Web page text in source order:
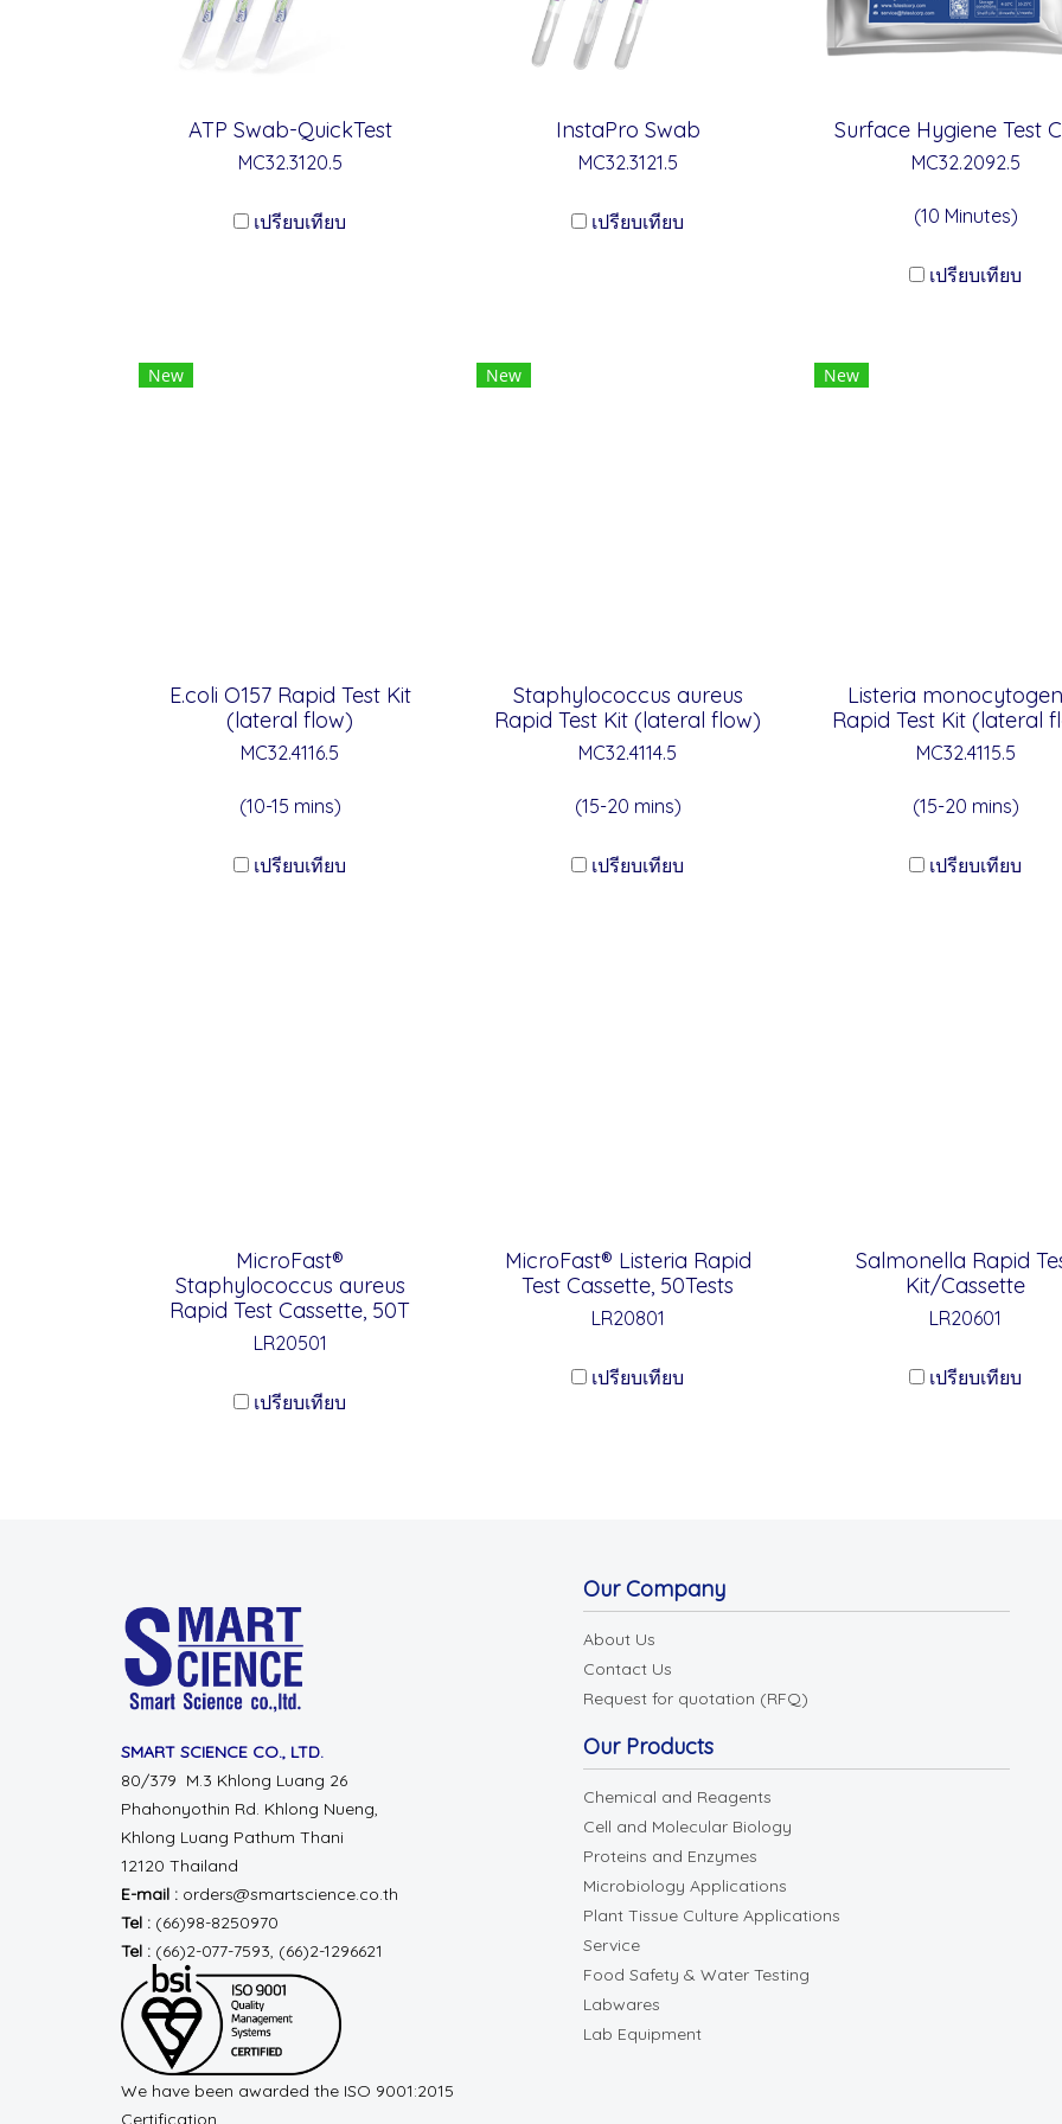
ATP Swab-QuickTest
MC32.3120.5
เปรียบเทียบ
InstaPro Swab
MC32.3121.5
เปรียบเทียบ
Surface Hygiene Test
MC32.2092.5
(10 Minutes)
เปรียบเทียบ
New
E.coli O157 Rapid Test Kit
(lateral flow)
MC32.4116.5
(10-15 mins)
เปรียบเทียบ
New
Staphylococcus aureus
Rapid Test Kit (lateral flow)
MC32.4114.5
(15-20 mins)
เปรียบเทียบ
New
Listeria
Rapid Test Kit (lateral
MC32.4115.5
(15-20 mins)
เปรียบเทียบ
MicroFast®
Staphylococcus aureus
Rapid Test Cassette, 50T
LR20501
เปรียบเทียบ
MicroFast® Listeria Rapid
Test Cassette, 50Tests
LR20801
เปรียบเทียบ
Salmonella Rapid
Kit/Cassette
LR20601
เปรียบเทียบ
SMART SCIENCE CO., LTD.
80/379 M.3 Khlong Luang 26
Phahonyothin Rd. Khlong Nueng,
Khlong Luang Pathum Thani
12120 Thailand
E-mail : orders@smartscience.co.th
Tel : (66)98-8250970
Tel : (66)2-077-7593, (66)2-1296621
We have been awarded the ISO 9001:2015
Certification.
Our Company
About Us
Contact Us
Request for quotation (RFQ)
Our Products
Chemical and Reagents
Cell and Molecular Biology
Proteins and Enzymes
Microbiology Applications
Plant Tissue Culture Applications
Service
Food Safety & Water Testing
Labwares
Lab Equipment